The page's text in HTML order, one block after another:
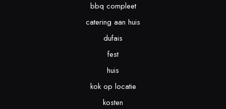
bbq compleet
catering aan huis
dufais
fest
huis
kok op locatie
kosten